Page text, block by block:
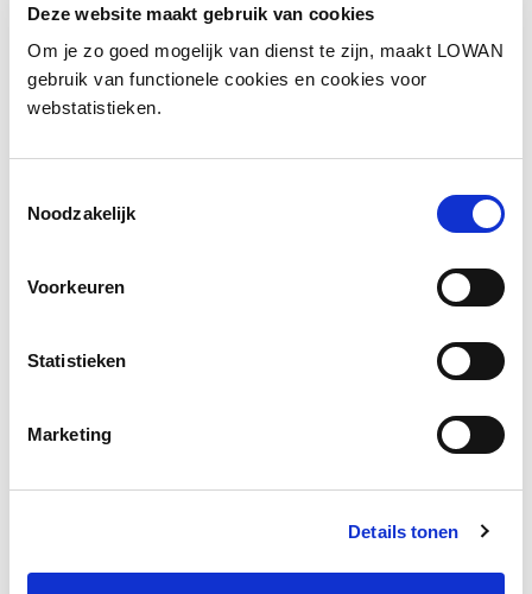
Deze website maakt gebruik van cookies
Om je zo goed mogelijk van dienst te zijn, maakt LOWAN
gebruik van functionele cookies en cookies voor
webstatistieken.
Noodzakelijk
Voorkeuren
Statistieken
Marketing
Details tonen
Naar het lesmateriaal
Social media
Facebook
Gerelateerd lesmateriaal